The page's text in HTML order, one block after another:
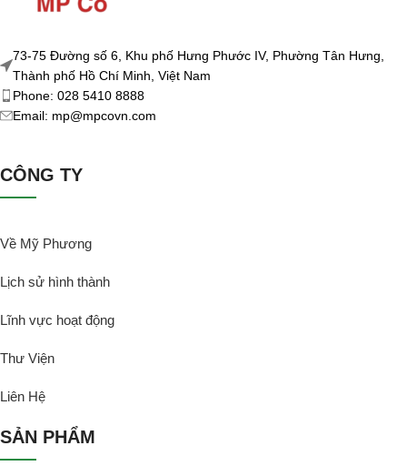
73-75 Đường số 6, Khu phố Hưng Phước IV, Phường Tân Hưng,
Thành phố Hồ Chí Minh, Việt Nam
Phone: 028 5410 8888
Email: mp@mpcovn.com
CÔNG TY
Về Mỹ Phương
Lịch sử hình thành
Lĩnh vực hoạt động
Thư Viện
Liên Hệ
SẢN PHẨM